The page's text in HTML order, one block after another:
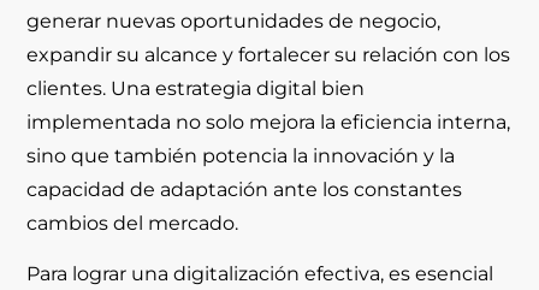
generar nuevas oportunidades de negocio,
expandir su alcance y fortalecer su relación con los
clientes. Una estrategia digital bien
implementada no solo mejora la eficiencia interna,
sino que también potencia la innovación y la
capacidad de adaptación ante los constantes
cambios del mercado.
Para lograr una digitalización efectiva, es esencial